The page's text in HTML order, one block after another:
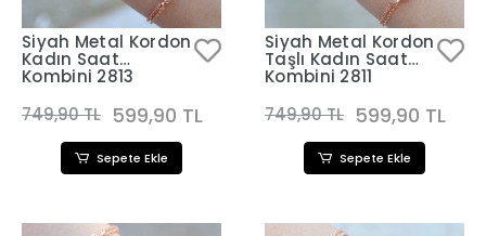
Siyah Metal Kordon
Kadın Saat
Kombini 2813
749,90 TL 599,90 TL
Sepete Ekle
Siyah Metal Kordon
Taşlı Kadın Saat
Kombini 2811
749,90 TL 599,90 TL
Sepete Ekle